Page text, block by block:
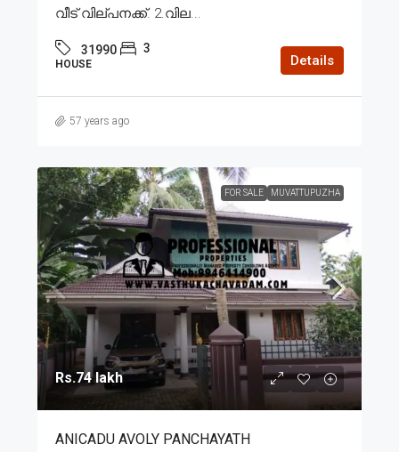
വീട് വില്പനക്ക്. 2.വില...
31990 3
HOUSE Details
57 years ago
FOR SALE MUVATTUPUZHA
Rs.74 lakh
ANICADU AVOLY PANCHAYATH